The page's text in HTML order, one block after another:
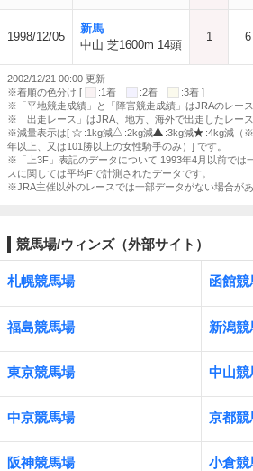
1998/12/05
新馬
中山 芝1600m 14頭
1 6
2002/12/21 00:00 更新
※着順の色分け [
:1着 :2着
:3着 ]
※「平地競走成績」と「障害競走成績」はJRAのレース
※「出走レース」はJRA、地方、海外で出走したレース
※減量表示は[
:1kg減 :2kg減 :3kg減 :4kg減（※
年以上、又は101勝以上の女性騎手のみ）] です。
※「上3F」表記のデータについて 1993年4月以前では
スに関しては平均Fで計測されたデータです。
※JRA主催以外のレースでは一部データがない場合があ
競馬場/ウィンズ（外部サイト）
札幌競馬場 函館競
福島競馬場 新潟競
東京競馬場 中山競
中京競馬場 京都競
阪神競馬場 小倉競